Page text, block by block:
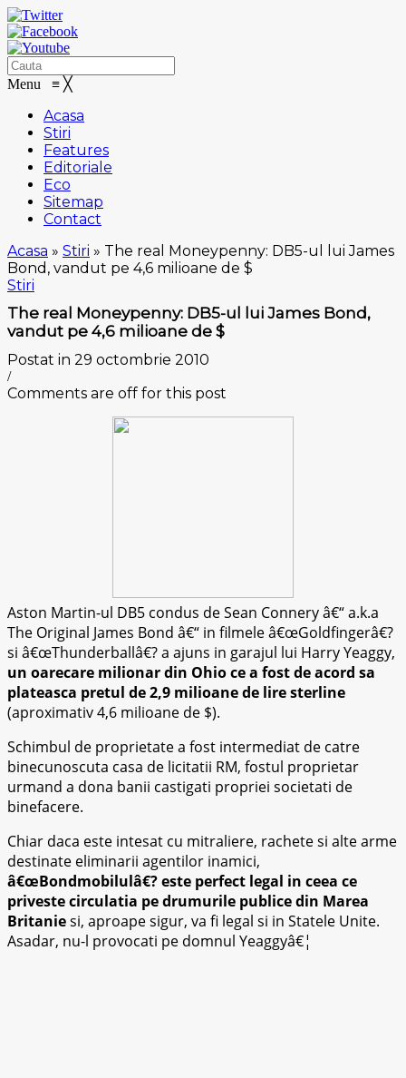
Menu ≡ ╳
Acasa
Stiri
Features
Editoriale
Eco
Sitemap
Contact
Acasa » Stiri » The real Moneypenny: DB5-ul lui James
Bond, vandut pe 4,6 milioane de $
Stiri
The real Moneypenny: DB5-ul lui James Bond,
vandut pe 4,6 milioane de $
Postat in 29 octombrie 2010
/
Comments are off for this post
Aston Martin-ul DB5 condus de Sean Connery â€“ a.k.a
The Original James Bond â€“ in filmele â€œGoldfingerâ€?
si â€œThunderballâ€? a ajuns in garajul lui Harry Yeaggy,
un oarecare milionar din Ohio ce a fost de acord sa
plateasca pretul de 2,9 milioane de lire sterline
(aproximativ 4,6 milioane de $).
Schimbul de proprietate a fost intermediat de catre
binecunoscuta casa de licitatii RM, fostul proprietar
urmand a dona banii castigati propriei societati de
binefacere.
Chiar daca este intesat cu mitraliere, rachete si alte arme
destinate eliminarii agentilor inamici,
â€œBondmobilulâ€? este perfect legal in ceea ce
priveste circulatia pe drumurile publice din Marea
Britaniesi, aproape sigur, va fi legal si in Statele Unite.
Asadar, nu-l provocati pe domnul Yeaggyâ€¦